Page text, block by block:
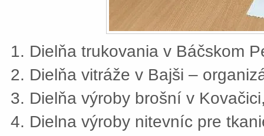
Dielňa trukovania v Báčskom
Dielňa vitráže v Bajši –
Dielňa výroby brošní v
Dielna výroby nitevníc pre